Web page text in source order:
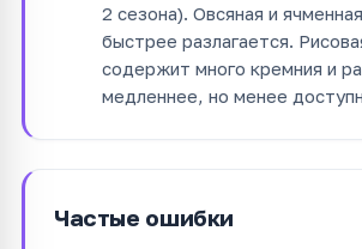
2 сезона). Овсяная и
быстрее разлагается.
содержит много кремния и
медленнее, но менее
Частые ошибки